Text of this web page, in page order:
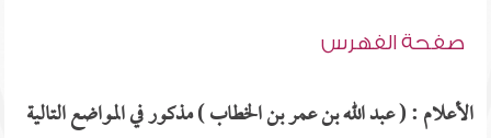
صفحة الفهرس
الأعلام : ( عبد الله بن عمر بن الخطاب ) مذكور في المواضع التالية